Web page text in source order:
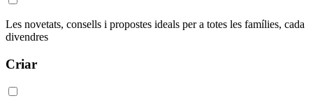
Les novetats, consells i propostes ideals per a totes les famílies, cada
divendres
Criar